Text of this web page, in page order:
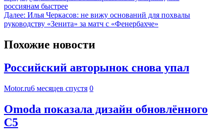
россиянам быстрее
Далее: Илья Черкасов: не вижу оснований для похвалы
руководству «Зенита» за матч с «Фенербахче»
Похожие новости
Российский авторынок снова упал
Motor.ru6 месяцев спустя 0
Omoda показала дизайн обновлённого
С5